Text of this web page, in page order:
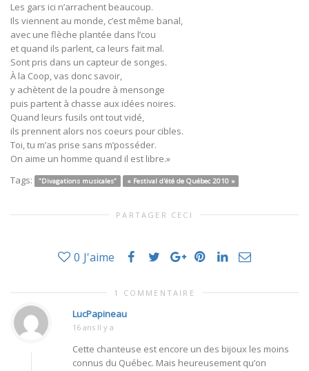
Les gars ici n’arrachent beaucoup.
Ils viennent au monde, c’est même banal,
avec une flèche plantée dans l’cou
et quand ils parlent, ca leurs fait mal.
Sont pris dans un capteur de songes.
À la Coop, vas donc savoir,
y achètent de la poudre à mensonge
puis partent à chasse aux idées noires.
Quand leurs fusils ont tout vidé,
ils prennent alors nos coeurs pour cibles.
Toi, tu m’as prise sans m’posséder.
On aime un homme quand il est libre.»
Tags:
"Divagations musicales" « Festival d'été de Québec 2010 »
PARTAGER CECI
0 J'aime
1 COMMENTAIRE
LucPapineau
16 ans Il y a
Cette chanteuse est encore un des bijoux les moins
connus du Québec. Mais heureusement qu’on